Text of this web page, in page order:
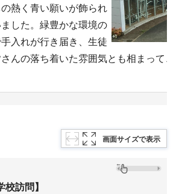
熱く青い願いが飾られ
した。緑豊かな環境の
入れが行き届き、生徒
んの落ち着いた雰囲気とも相まって
画面サイズで表示
校訪問】